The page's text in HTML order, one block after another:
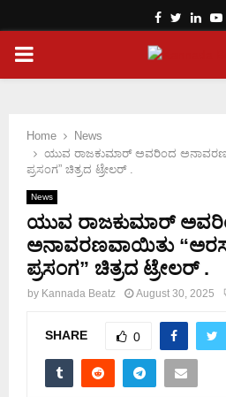
Facebook
Twitter
PRIMARY
Home
News
ಯುವ ರಾಜಕುಮಾರ್ ಅವರಿಂದ
ಪ್ರಸಂಗ” ಚಿತ್ರದ ಟ್ರೇಲರ್ .
News
ಯುವ ರಾಜಕುಮಾರ್
ಅನಾವರಣವಾಯಿತು
ಪ್ರಸಂಗ” ಚಿತ್ರದ ಟ್ರೇಲರ್ .
by Kannada Beatz August 30, 2025
SHARE 0